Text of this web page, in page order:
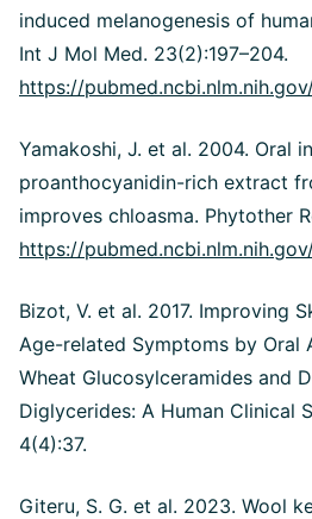
induced melanogenesis of
Int J Mol Med. 23(2):197–204.
https://
Yamakoshi, J. et al. 2004. Oral
proanthocyanidin-rich extract
improves chloasma. Phytother
https://
Bizot, V. et al. 2017. Improving
Age-related Symptoms by Oral
Wheat Glucosylceramides and
Diglycerides: A Human Clinical
4(4):37.
Giteru, S. G. et al. 2023. Wool